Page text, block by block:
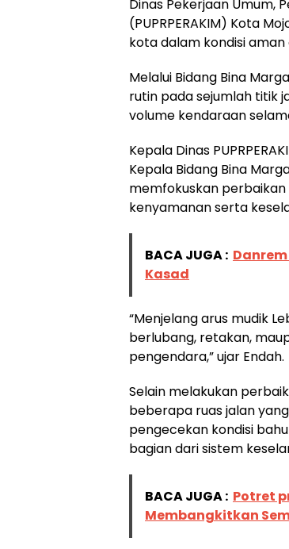
Dinas Pekerjaan Umum,
(PUPRPERAKIM) Kota
kota dalam kondisi aman
Melalui Bidang Bina
rutin pada sejumlah titik
volume kendaraan
Kepala Dinas
Kepala Bidang Bina
memfokuskan
kenyamanan serta
BACA JUGA :
Kasad
“Menjelang arus mudik
berlubang, retakan,
pengendara,” ujar Endah.
Selain melakukan
beberapa ruas jalan
pengecekan kondisi
bagian dari sistem
BACA JUGA : Potret
Membangkitkan